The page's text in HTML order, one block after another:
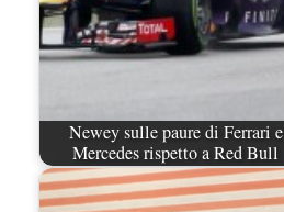
Newey sulle paure di Ferrari e
Mercedes rispetto a Red Bull